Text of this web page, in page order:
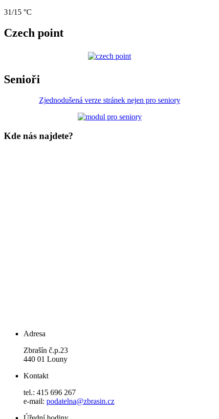
31/15 °C
Czech point
Senioři
Zjednodušená verze stránek nejen pro seniory
Kde nás najdete?
Adresa
Zbrašín č.p.23
440 01 Louny
Kontakt
tel.: 415 696 267
e-mail: podatelna@zbrasin.cz